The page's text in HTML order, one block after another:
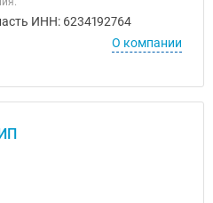
ИНН: 6234192764
О компании